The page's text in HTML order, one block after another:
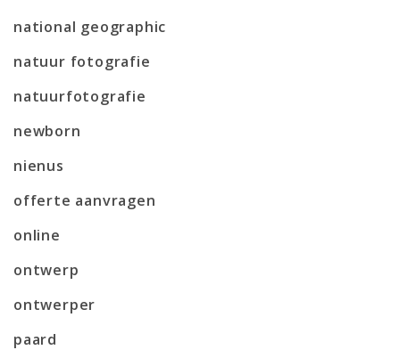
national geographic
natuur fotografie
natuurfotografie
newborn
nienus
offerte aanvragen
online
ontwerp
ontwerper
paard